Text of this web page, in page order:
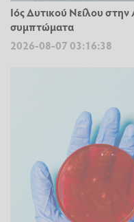
Ιός Δυτικού Νείλου στην
συμπτώματα
2026-08-07 03:16:38